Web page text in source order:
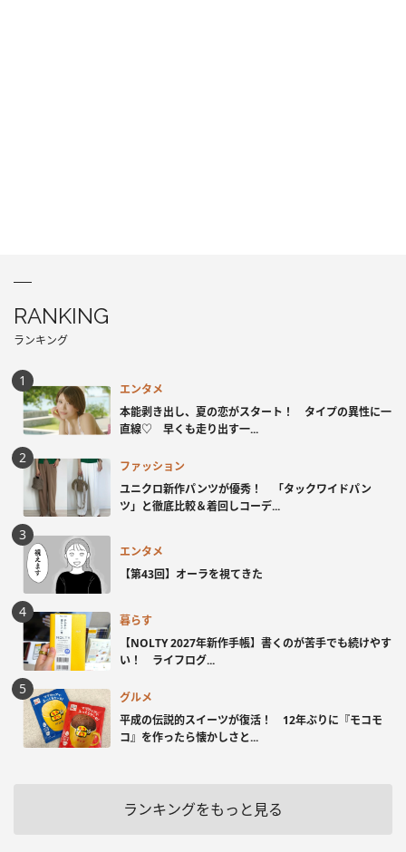
RANKING
ランキング
エンタメ
本能剥き出し、夏の恋がスタート！ タイプの異性に一
直線♡ 早くも走り出す一...
ファッション
ユニクロ新作パンツが優秀！ 「タックワイドパン
ツ」と徹底比較＆着回しコーデ...
エンタメ
【第43回】オーラを視てきた
暮らす
【NOLTY 2027年新作手帳】書くのが苦手でも続けやす
い！ ライフログ...
グルメ
平成の伝説的スイーツが復活！ 12年ぶりに『モコモ
コ』を作ったら懐かしさと...
ランキングをもっと見る